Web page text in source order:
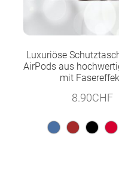
Luxuriöse
AirPods aus
mit
8.90CHF